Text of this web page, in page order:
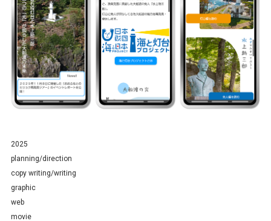
2025
planning/direction
copy writing/writing
graphic
web
movie